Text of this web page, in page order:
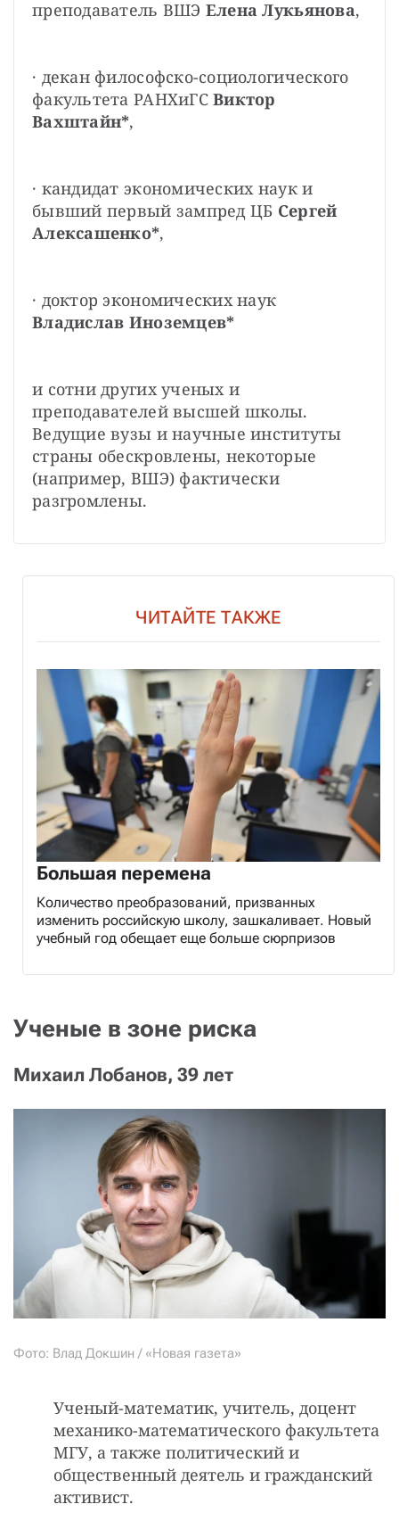
преподаватель ВШЭ Елена Лукьянова,
· декан философско-социологического
факультета РАНХиГС Виктор
Вахштайн*,
· кандидат экономических наук и
бывший первый зампред ЦБ Сергей
Алексашенко*,
Владислав Иноземцев*
и сотни других ученых и
преподавателей высшей школы.
Ведущие вузы и научные институты
страны обескровлены, некоторые
(например, ВШЭ) фактически
разгромлены.
ЧИТАЙТЕ ТАКЖЕ
Большая перемена
Количество преобразований, призванных
изменить российскую школу, зашкаливает. Новый
учебный год обещает еще больше сюрпризов
Ученые в зоне риска
Михаил Лобанов, 39 лет
Фото: Влад Докшин / «Новая газета»
Ученый-математик, учитель, доцент
механико-математического факультета
МГУ, а также политический и
общественный деятель и гражданский
активист.